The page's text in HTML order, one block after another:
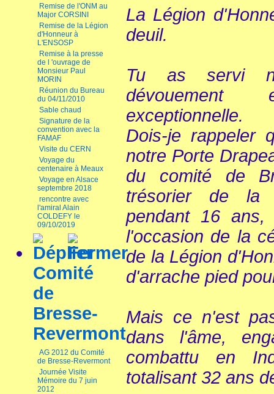
Remise de l'ONM au
Major CORSINI
Remise de la Légion
d'Honneur à
L'ENSOSP
Remise à la presse
de l 'ouvrage de
Monsieur Paul
MORIN
Réunion du Bureau
du 04/11/2010
Sable chaud
Signature de la
convention avec la
FAMAF
Visite du CERN
Voyage du
centenaire à Meaux
Voyage en Alsace
septembre 2018
rencontre avec
l'amiral Alain
COLDEFY le
09/10/2019
Comité
de
Bresse-
Revermont
AG 2012 du Comité
de Bresse-Revermont
Journée Visite
Mémoire du 7 juin
2012
La Légion
deuil.
Tu as servi
exceptionnelle.
Dois-je rappeler
notre Porte
du comité de
trésorier de la
pendant 16
l'occasion de la
de la Légion
d'arrache pied
Mais ce n'est
dans l'âme,
combattu en
totalisant 32 ans